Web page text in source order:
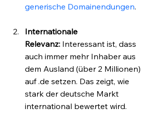
generische Domainendungen.
Internationale
Relevanz: Interessant ist, dass
auch immer mehr Inhaber aus
dem Ausland (über 2 Millionen)
auf .de setzen. Das zeigt, wie
stark der deutsche Markt
international bewertet wird.